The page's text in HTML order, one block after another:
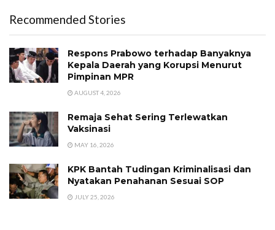
Recommended Stories
Respons Prabowo terhadap Banyaknya
Kepala Daerah yang Korupsi Menurut
Pimpinan MPR
AUGUST 4, 2026
Remaja Sehat Sering Terlewatkan
Vaksinasi
MAY 16, 2026
KPK Bantah Tudingan Kriminalisasi dan
Nyatakan Penahanan Sesuai SOP
JULY 25, 2026